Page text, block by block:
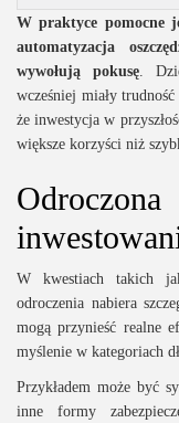
W praktyce pomocne
automatyzacja
wywołują pokusę.
wcześniej miały
że inwestycja w
większe korzyści niż
W kwestiach takich
odroczenia nabiera
mogą przynieść realne
myślenie w kategoriach
Przykładem może być
inne formy